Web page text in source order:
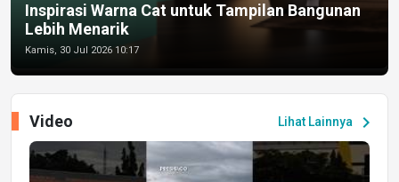
Inspirasi Warna Cat untuk Tampilan Bangunan
Lebih Menarik
Kamis, 30 Jul 2026 10:17
Lihat Lainnya chevron_right
Video